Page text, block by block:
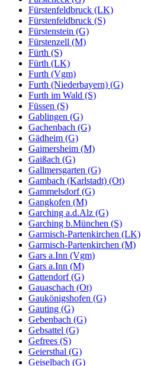
Fürstenfeldbruck (LK)
Fürstenfeldbruck (S)
Fürstenstein (G)
Fürstenzell (M)
Fürth (S)
Fürth (LK)
Furth (Vgm)
Furth (Niederbayern) (G)
Furth im Wald (S)
Füssen (S)
Gablingen (G)
Gachenbach (G)
Gädheim (G)
Gaimersheim (M)
Gaißach (G)
Gallmersgarten (G)
Gambach (Karlstadt) (Ot)
Gammelsdorf (G)
Gangkofen (M)
Garching a.d.Alz (G)
Garching b.München (S)
Garmisch-Partenkirchen (LK)
Garmisch-Partenkirchen (M)
Gars a.Inn (Vgm)
Gars a.Inn (M)
Gattendorf (G)
Gauaschach (Ot)
Gaukönigshofen (G)
Gauting (G)
Gebenbach (G)
Gebsattel (G)
Gefrees (S)
Geiersthal (G)
Geiselbach (G)